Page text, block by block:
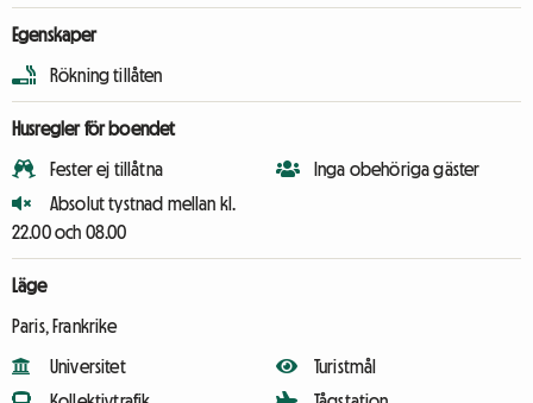
Egenskaper
Rökning tillåten
Husregler för boendet
Fester ej tillåtna
Absolut tystnad mellan kl.
22.00 och 08.00
Inga obehöriga gäster
Läge
Paris, Frankrike
Universitet
Turistmål